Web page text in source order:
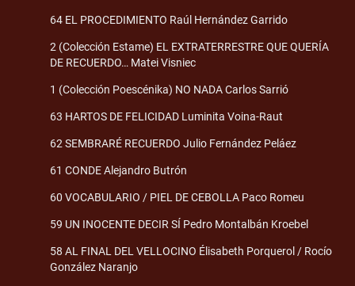
64 EL PROCEDIMIENTO Raúl Hernández Garrido
2 (Colección Estame) EL EXTRATERRESTRE QUE QUERÍA
DE RECUERDO… Matei Visniec
1 (Colección Poescénika) NO NADA Carlos Sarrió
63 HARTOS DE FELICIDAD Luminita Voina-Raut
62 SEMBRARÉ RECUERDO Julio Fernández Peláez
61 CONDE Alejandro Butrón
60 VOCABULARIO / PIEL DE CEBOLLA Paco Romeu
59 UN INOCENTE DECIR SÍ Pedro Montalbán Kroebel
58 AL FINAL DEL VELLOCINO Élisabeth Porquerol / Rocío
González Naranjo